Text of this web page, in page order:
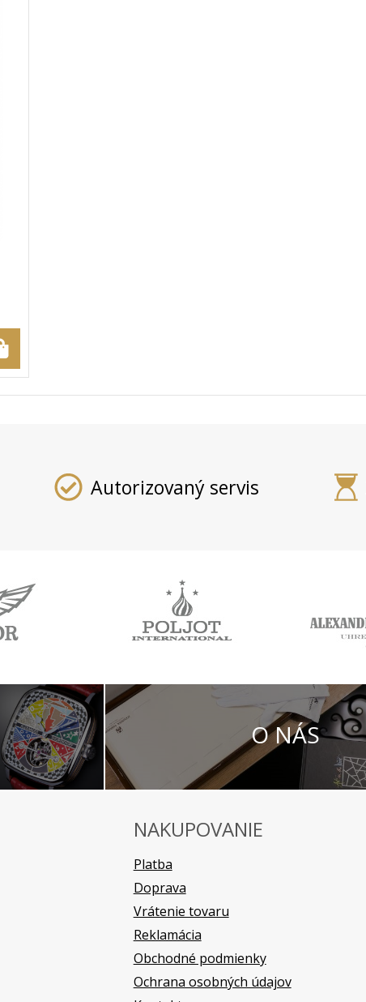
Autorizovaný servis
O NÁS
NAKUPOVANIE
Platba
Doprava
Vrátenie tovaru
Reklamácia
Obchodné podmienky
Ochrana osobných údajov